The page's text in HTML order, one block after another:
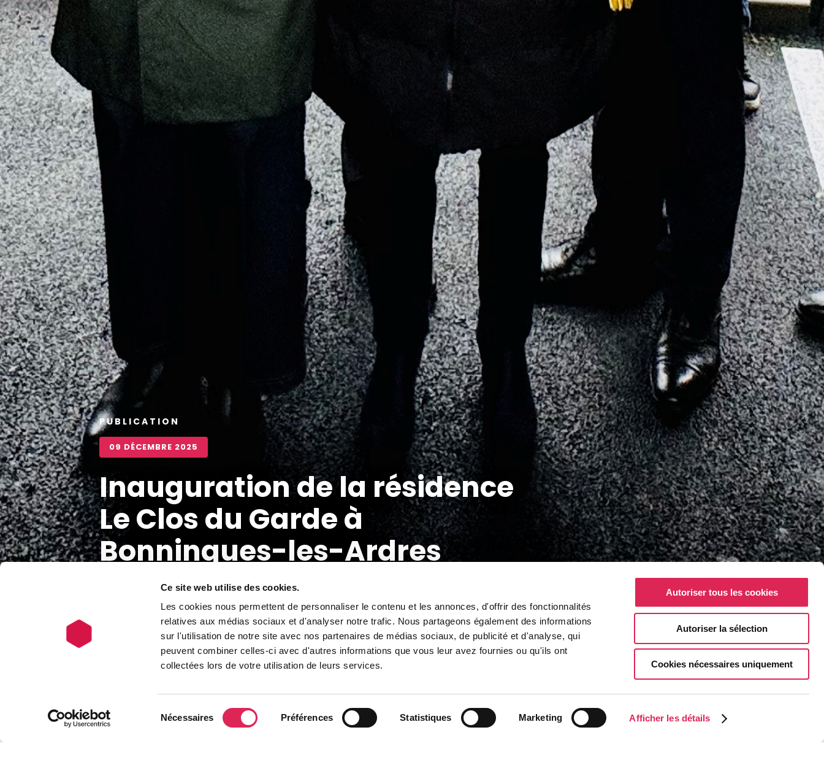
Ce site web utilise des cookies.
Les cookies nous permettent de personnaliser le contenu et les annonces, d'offrir des fonctionnalités
relatives aux médias sociaux et d'analyser notre trafic. Nous partageons également des informations
sur l'utilisation de notre site avec nos partenaires de médias sociaux, de publicité et d'analyse, qui
peuvent combiner celles-ci avec d'autres informations que vous leur avez fournies ou qu'ils ont
collectées lors de votre utilisation de leurs services.
Nécessaires Préférences Statistiques Marketing Afficher les détails
Autoriser tous les cookies
Autoriser la sélection
Cookies nécessaires uniquement
PUBLICATION
09 DÉCEMBRE 2025
Inauguration de la résidence
Le Clos du Garde à
Bonningues-les-Ardres
Retour aux actualités
La commune de Bonningues-les-Ardres et Flandre Opale Habitat ont inauguré, ce
lundi 8 décembre 2025, la résidence Le Clos du Garde, composée de 7 maisons